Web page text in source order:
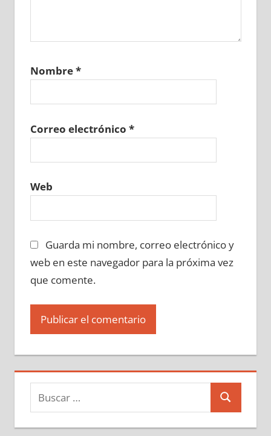
Nombre*
Correo electrónico *
Web
Guarda mi nombre, correo electrónico y
web en este navegador para la próxima vez
que comente.
Buscar